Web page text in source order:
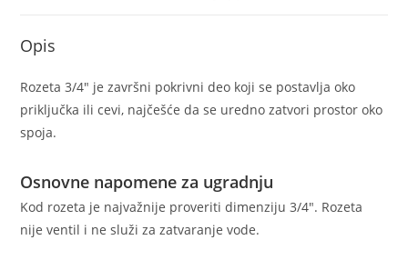
Opis
Rozeta 3/4″ je završni pokrivni deo koji se postavlja oko
priključka ili cevi, najčešće da se uredno zatvori prostor oko
spoja.
Osnovne napomene za ugradnju
Kod rozeta je najvažnije proveriti dimenziju 3/4″. Rozeta
nije ventil i ne služi za zatvaranje vode.